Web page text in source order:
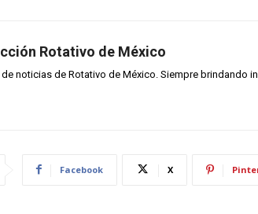
Rotativo de México
noticias de Rotativo de México. Siempre brindando
Facebook X